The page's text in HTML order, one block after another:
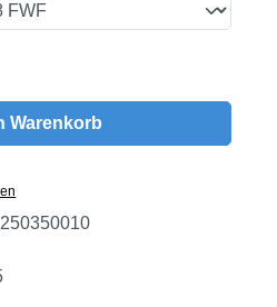
Gib den gewünschten
Warenkorb